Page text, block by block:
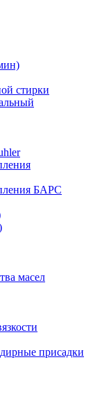
стирки
БАРС
масел
присадки